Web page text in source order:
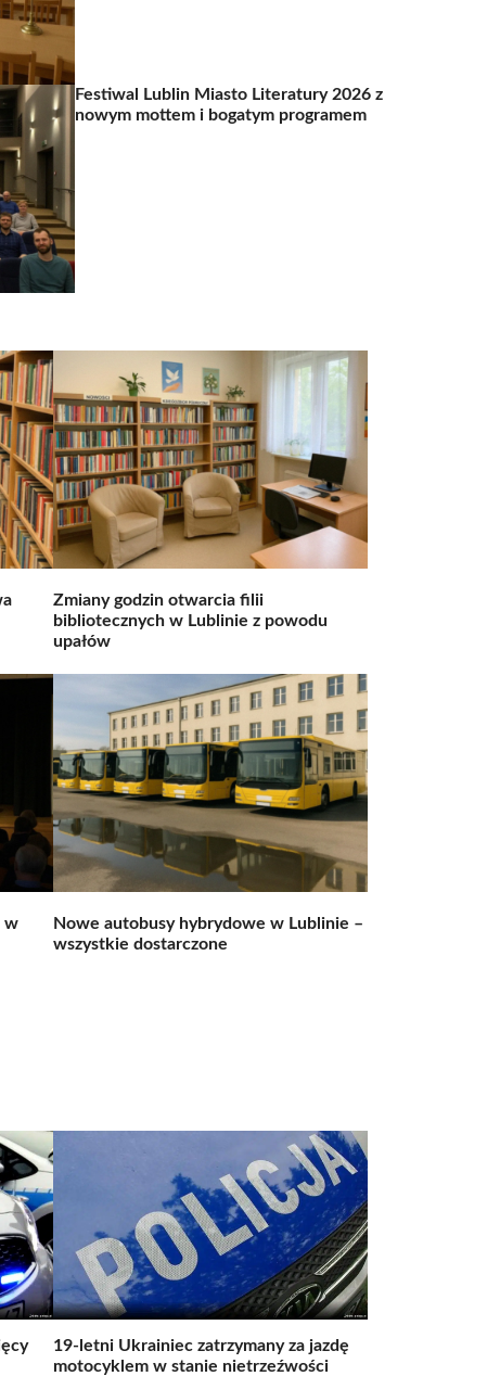
Festiwal Lublin Miasto Literatury 2026 z
nowym mottem i bogatym programem
Zmiany godzin otwarcia filii
bibliotecznych w Lublinie z powodu
upałów
w
Nowe autobusy hybrydowe w Lublinie –
wszystkie dostarczone
19-letni Ukrainiec zatrzymany za jazdę
motocyklem w stanie nietrzeźwości